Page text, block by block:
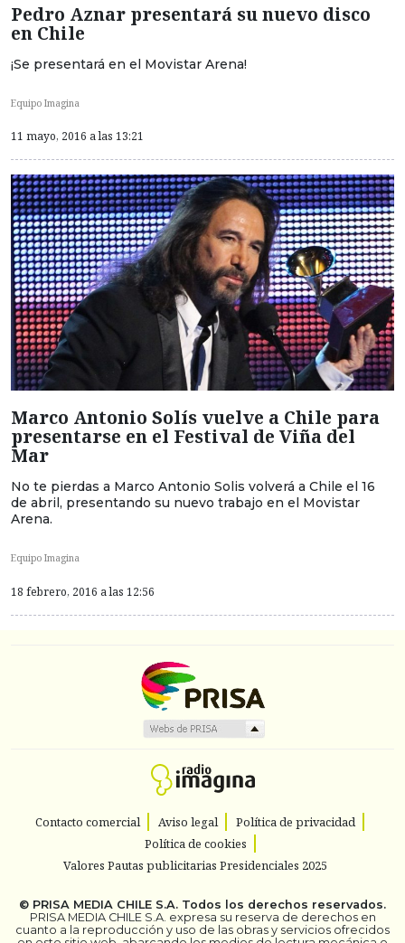
Pedro Aznar presentará su nuevo disco
en Chile
¡Se presentará en el Movistar Arena!
Equipo Imagina
11 mayo, 2016 a las 13:21
Marco Antonio Solís vuelve a Chile para
presentarse en el Festival de Viña del
Mar
No te pierdas a Marco Antonio Solis volverá a Chile el 16
de abril, presentando su nuevo trabajo en el Movistar
Arena.
Equipo Imagina
18 febrero, 2016 a las 12:56
Contacto comercial Aviso legal
Política de privacidad
Política de cookies
Valores Pautas publicitarias Presidenciales 2025
© PRISA MEDIA CHILE S.A. Todos los derechos reservados.
PRISA MEDIA CHILE S.A. expresa su reserva de derechos en
cuanto a la reproducción y uso de las obras y servicios ofrecidos